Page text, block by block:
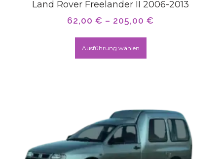
Land Rover Freelander II 2006-2013
62,00 € – 205,00 €
Ausführung wählen